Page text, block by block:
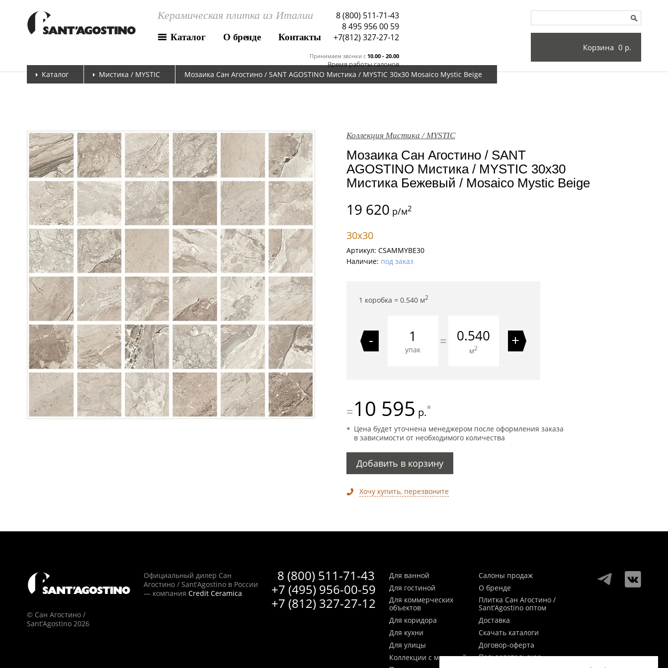
Керамическая плитка из Италии
Каталог О бренде Контакты
8 (800) 511-71-43
8 495 956 00 59
Принимаем звонки c 10.00 - 20.00
Время работы салонов
+7(812) 327-27-12
Корзина 0 р.
Каталог Мистика / MYSTIC Мозаика Сан Агостино / SANT AGOSTINO Мистика / MYSTIC 30x30 Mosaico Mystic Beige
Коллекция Мистика / MYSTIC
Мозаика Сан Агостино / SANT
AGOSTINO Мистика / MYSTIC 30x30
Мистика Бежевый / Mosaico Mystic Beige
19 620 р/м2
30x30
Артикул: CSAMMYBE30
Наличие: под заказ
1 коробка = 0.540м2
-
упак
= 0.540
м2 +
=10 595 р.*
Цена будет уточнена менеджером после оформления заказа
в зависимости от необходимого количества
Добавить в корзину
Хочу купить, перезвоните
© Сан Агостино /
Sant’Agostino 2026
8 (800) 511-71-43
+7 (495) 956-00-59
+7 (812) 327-27-12
Официальный дилер Сан
Агостино / Sant’Agostino в России
— компания Credit Ceramica
Для ванной
Для гостиной
Для коммерческих
объектов
Для коридора
Для кухни
Для улицы
Коллекции с мозаикой
Салоны продаж
О бренде
Плитка Сан Агостино /
Sant’Agostino оптом
Доставка
Скачать каталоги
Договор-оферта
Пользовательское